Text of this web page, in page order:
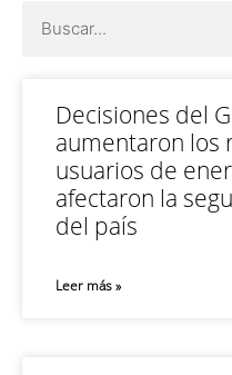
Decisiones del
aumentaron los
usuarios de
afectaron la
del país
Leer más »